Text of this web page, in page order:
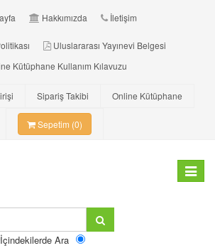
Hakkımızda İletişim
Uluslararası Yayınevi Belgesi
Kütüphane Kullanım Kılavuzu
Sipariş Takibi Online Kütüphane
Sepetim (0)
Toggle
İçindekilerde Ara